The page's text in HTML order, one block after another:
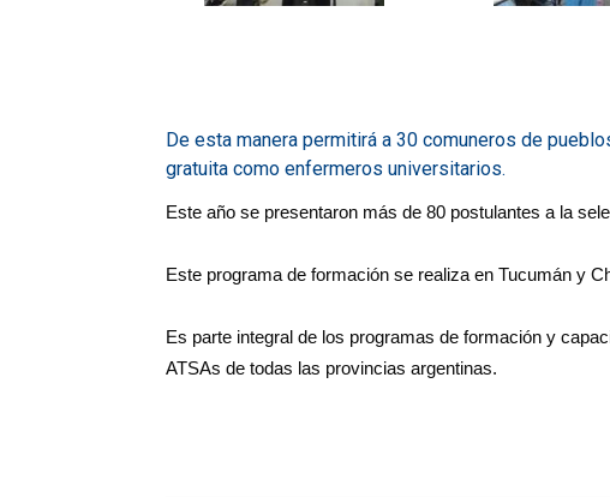
De esta manera permitirá a 30 comuneros de
gratuita como enfermeros universitarios.
Este año se presentaron más de 80 postulantes a la
Este programa de formación se realiza en Tucumán y
Es parte integral de los programas de formación y
ATSAs de todas las provincias argentinas.